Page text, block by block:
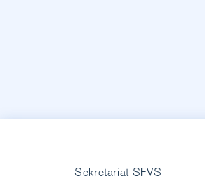
Sekretariat SFVS